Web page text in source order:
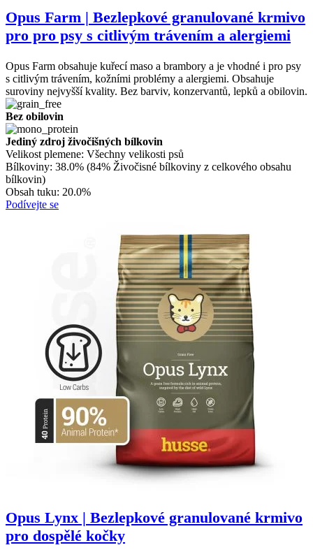
Opus Farm | Bezlepkové granulované krmivo
pro pro psy s citlivým trávením a alergiemi
Opus Farm obsahuje kuřecí maso a brambory a je vhodné i pro psy
s citlivým trávením, kožními problémy a alergiemi. Obsahuje
suroviny nejvyšší kvality. Bez barviv, konzervantů, lepků a obilovin.
Bez obilovin
Jediný zdroj živočišných bílkovin
Velikost plemene: Všechny velikosti psů
Bílkoviny: 38.0% (84% Živočisné bílkoviny z celkového obsahu
bílkovin)
Obsah tuku: 20.0%
Podívejte se
Opus Lynx | Bezlepkové granulované krmivo
pro dospělé kočky